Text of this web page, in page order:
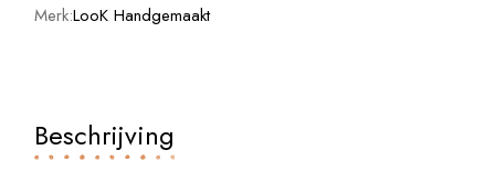
Merk:LooK Handgemaakt
Beschrijving